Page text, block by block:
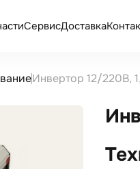
СервисДоставка
Инвертор 12/220В,